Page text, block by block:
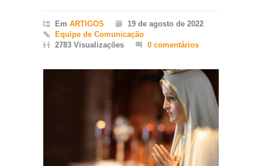
Em ARTIGOS
19 de agosto de 2022
Equipe de Comunicação
2783 Visualizações
0 comentários